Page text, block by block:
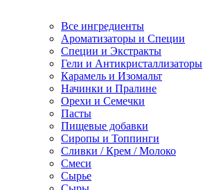
Все ингредиенты
Ароматизаторы и Специи
Специи и Экстракты
Гели и Антикристаллизаторы
Карамель и Изомальт
Начинки и Пралине
Орехи и Семечки
Пасты
Пищевые добавки
Сиропы и Топпинги
Сливки / Крем / Молоко
Смеси
Сырье